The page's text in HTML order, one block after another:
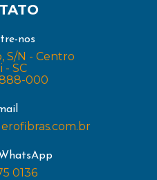
nos
S/N - Centro
- SC
000
0136